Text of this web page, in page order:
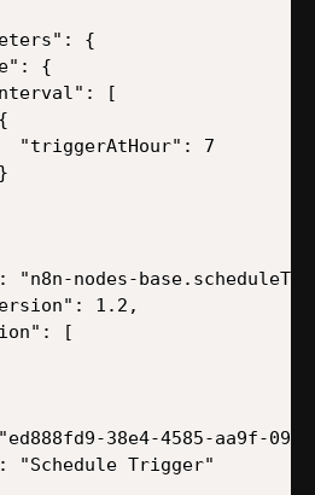
{
{
[
"triggerAtHour": 7
"n8n-nodes-
1.2,
[
38e4-4585-aa9f-
"Schedule Trigger"